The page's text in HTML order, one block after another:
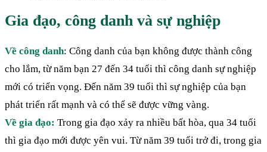
Gia đạo, công danh và sự nghiệp
Về công danh: Công danh của bạn không được thành công
cho lắm, từ năm bạn 27 đến 34 tuổi thì công danh sự nghiệp
mới có triển vọng. Đến năm 39 tuổi thì sự nghiệp của bạn
phát triển rất mạnh và có thể sẽ được vững vàng.
Về gia đạo: Trong gia đạo xảy ra nhiều bất hòa, qua 34 tuổi
thì gia đạo mới được yên vui. Từ năm 39 tuổi trở đi, trong gia